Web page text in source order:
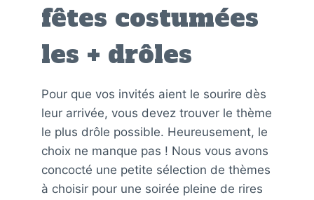
fêtes costumées
les + drôles
Pour que vos invités aient le sourire dès
leur arrivée, vous devez trouver le thème
le plus drôle possible. Heureusement, le
choix ne manque pas ! Nous vous avons
concocté une petite sélection de thèmes
à choisir pour une soirée pleine de rires